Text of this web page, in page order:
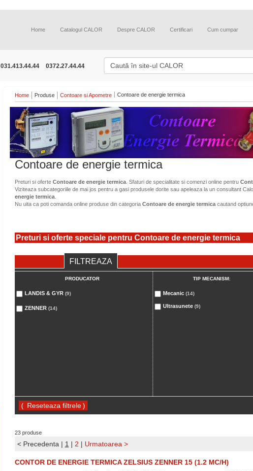
Home Catalogul CALOR Despre CALOR Certificari Cum cumpar
031.413.44.44 0372.27.44.44
Home Produse Contoare si Apometre Contoare de energie termica
Contoare de energie termica
Preturi si oferte Contoare de energie termica. Sfaturi de specialitate si comenzi online pentru
Viziteaza subcategoriile de mai jos pentru a gasi produsele dorite sau apeleaza la un consultant
energie termica.
Nu uita ca poti comanda online produse din categoria Contoare de energie termicacautand
Preturi si oferte speciale pentru Contoare de energie termica
FILTREAZA
PRODUCATOR
LANDIS & GYR (9)
ZENNER (14)
TIP MECANISM:
Mecanic (14)
Ultrasunete (9)
( )
23 produse
< Precedenta | 1 | 2 | Urmatoarea >
CONTOR DE ENERGIE TERMICA ZELSIUS ZENNER 15 (1.2 MC/H)